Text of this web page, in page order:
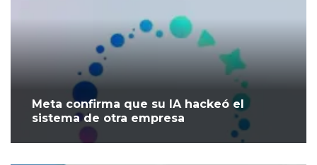
Meta confirma que su IA hackeó el
sistema de otra empresa